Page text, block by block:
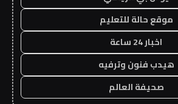
موقع حالة للتعليم
اخبار 24 ساعة
هيدب فنون وترفيه
صحيفة العالم